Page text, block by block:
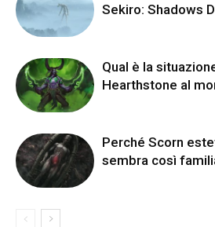
Sekiro: Shadows
Qual è la
Hearthstone al
Perché Scorn
sembra così